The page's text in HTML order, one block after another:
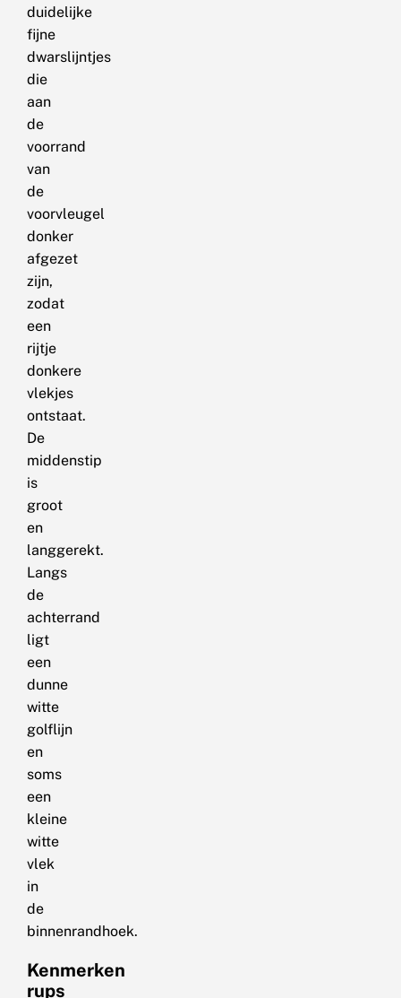
duidelijke
fijne
dwarslijntjes
die
aan
de
voorrand
van
de
voorvleugel
donker
afgezet
zijn,
zodat
een
rijtje
donkere
vlekjes
ontstaat.
De
middenstip
is
groot
en
langgerekt.
Langs
de
achterrand
ligt
een
dunne
witte
golflijn
en
soms
een
kleine
witte
vlek
in
de
binnenrandhoek.
Kenmerken
rups